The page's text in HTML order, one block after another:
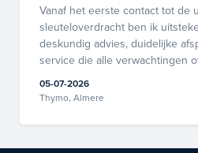
Vanaf het eerste contact tot de
sleuteloverdracht ben ik
deskundig advies, duidelijke
service die alle verwachtingen
05-07-2026
Thymo, Almere